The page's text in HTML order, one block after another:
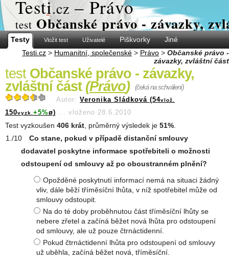
Testi.cz – Právo
test Občanské právo - závazky,
Testy Vložit test Uživatelé Piškvorky
Jiné
Testi.cz > Humanitní, společenské > Právo > Občanské právo -
závazky, zvláštní část
test Občanské právo - závazky,
zvláštní část (Právo) (čeká na schválení)
Autor: Veronika Sládková (54vlož.
150vyzk.+5%ø) ... vloženo 28.6.2010
Test vyzkoušen 406 krát, průměrný výsledek je 51%.
Co stane, pokud v případě distanční smlouvy
dodavatel poskytne informace spotřebiteli o možnosti
odstoupení od smlouvy až po oboustranném plnění?
Opožděné poskytnutí informací nemá na situaci žádný
vliv, dále běží tříměsíční lhůta, v níž spotřebitel může od
smlouvy odstoupit.
Na do té doby proběhnutou část tříměsíční lhůty se
nebere zřetel a začíná běžet nová lhůta pro odstoupení
od smlouvy, ale už pouze čtrnáctidenní.
Pokud čtrnáctidenní lhůta pro odstoupení od smlouvy
už uběhla, začíná běžet nová, tříměsíční.